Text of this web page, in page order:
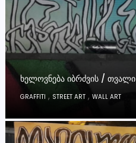
ᲮᲔᲚᲝᲕᲜᲔᲑᲐ ᲘᲑᲠᲫᲕᲘᲡ / ᲗᲕᲐᲚᲘ
GRAFFITI , STREET ART ,WALL ART